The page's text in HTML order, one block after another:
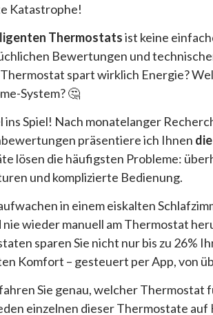
Katastrophe!
Thermostatsist keine
Bewertungen und
spart wirklich Energie?
System? 🤔
Spiel! Nach monatelanger
präsentiere ich Ihnen
lösen die häufigsten Probleme:
und komplizierte Bedienung.
in einem eiskalten
wieder manuell am Thermostat
sparen Sie nicht nur bis zu 26%
Komfort – gesteuert per App, von
Sie genau, welcher Thermostat
einzelnen dieser Thermostate